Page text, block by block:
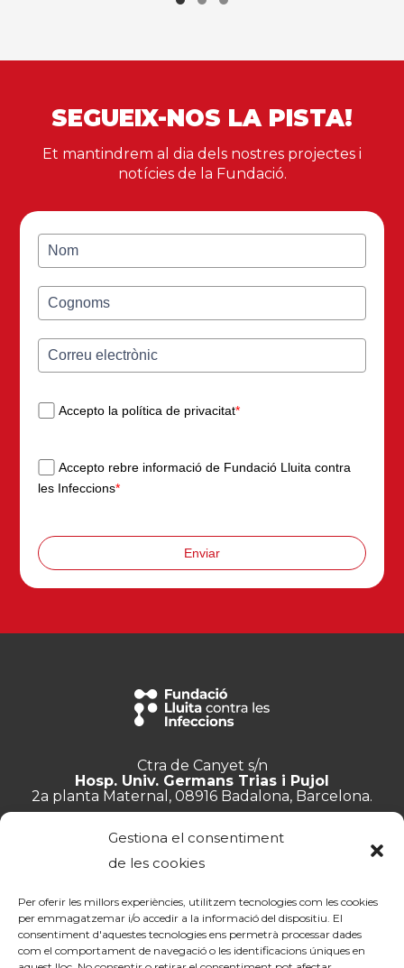
Gestiona el consentiment
de les cookies
Per oferir les millors experiències, utilitzem tecnologies com les cookies
per emmagatzemar i/o accedir a la informació del dispositiu. El
consentiment d'aquestes tecnologies ens permetrà processar dades
com el comportament de navegació o les identificacions úniques en
SEGUEIX-NOS LA PISTA!
Et mantindrem al dia dels nostres projectes i
notícies de la Fundació.
Accepto la política de privacitat*
Accepto rebre informació de Fundació Lluita contra
les Infeccions*
Enviar
Ctra de Canyet s/n
Hosp. Univ. Germans Trias i Pujol
2a planta Maternal, 08916 Badalona, Barcelona.
Treballa amb nosaltres
Transparència